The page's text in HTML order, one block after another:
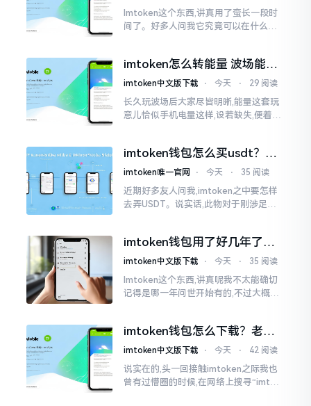
Imtoken这个东西,讲真用了蛮长一段时
间了。好多人问我它究竟可以在什么设
给予支持
imtoken怎么转能量 波场能量
转换教程
imtoken中文版下载 ⋅ 今天 ⋅ 29 阅读
长久玩波场后大家尽皆明晰,能量这套玩
意儿恰似手机电量这样,设若缺失,便着实
imtoken钱包怎么买usdt？老
手教你简单三步搞定
imtoken唯一官网 ⋅ 今天 ⋅ 35 阅读
近期好多友人问我,imtoken之中要怎样
去弄USDT。说实话,此物对于刚涉足币
imtoken钱包用了好几年了，
到底多少年了？
imtoken中文版下载 ⋅ 今天 ⋅ 35 阅读
Imtoken这个东西,讲真呢我不太能确切
记得是哪一年问世开始有的,不过大概在
多快要十年的时间了。
imtoken钱包怎么下载？老用
户告诉你靠谱渠道
imtoken中文版下载 ⋅ 今天 ⋅ 42 阅读
说实在的,头一回接触imtoken之际我也
曾有过懵圈的时候,在网络上搜寻“imtok